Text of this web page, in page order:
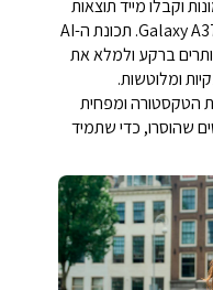
וקבלו מייד תוצאות
טבעיות עם Object Eraser ב-Galaxy A37 5G. תכונת ה-AI
ברקע ולמלא את
ומלוטשות.
הטקסטורה ומפחית
שהוסרו, כדי שתמיד